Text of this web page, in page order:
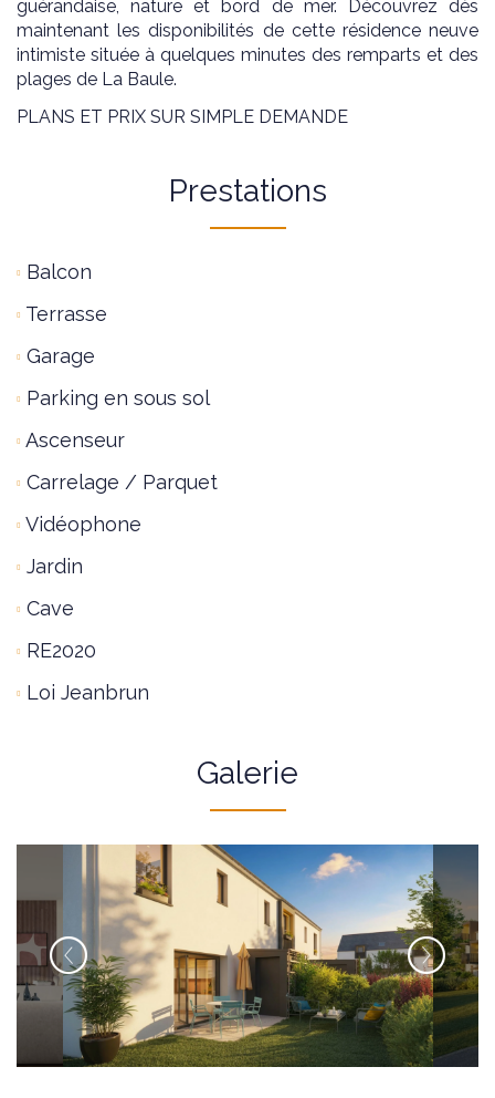
guérandaise, nature et bord de mer. Découvrez dès
maintenant les disponibilités de cette résidence neuve
intimiste située à quelques minutes des remparts et des
plages de La Baule.
PLANS ET PRIX SUR SIMPLE DEMANDE
Prestations
Balcon
Terrasse
Garage
Parking en sous sol
Ascenseur
Carrelage / Parquet
Vidéophone
Jardin
Cave
RE2020
Loi Jeanbrun
Galerie